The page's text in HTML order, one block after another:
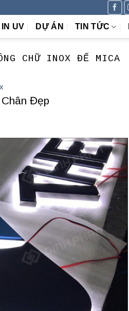
IN UV DỰ ÁN TIN TỨC
CHỮ INOX ĐẾ MICA
Đẹp